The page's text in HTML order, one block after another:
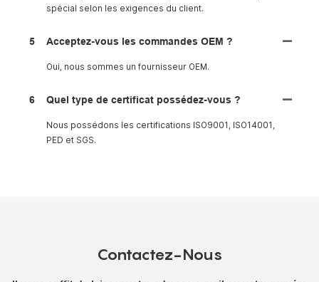
spécial selon les exigences du client.
5 Acceptez-vous les commandes OEM ?
Oui, nous sommes un fournisseur OEM.
6 Quel type de certificat possédez-vous ?
Nous possédons les certifications ISO9001, ISO14001,
PED et SGS.
Contactez-Nous